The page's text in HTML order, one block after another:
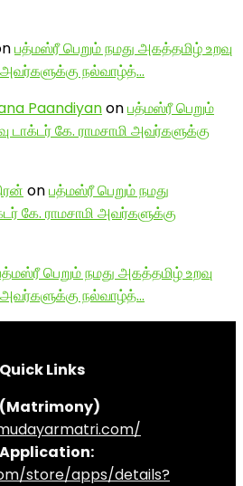
பத்மஸ்ரீ பெறும் நமது அகத்தமிழ் உறவு
அவர்களுக்கு நல்வாழ்த்…
Paandiyanonபத்மஸ்ரீ பெறும்
டாக்டர் கே. ராமசாமி அவர்களுக்கு
onபத்மஸ்ரீ பெறும் நமது
கே. ராமசாமி அவர்களுக்கு
பெறும் நமது அகத்தமிழ் உறவு
அவர்களுக்கு நல்வாழ்த்…
Links
store/apps/details?